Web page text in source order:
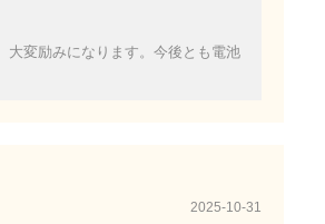
大変励みになります。今後とも電池
2025-10-31